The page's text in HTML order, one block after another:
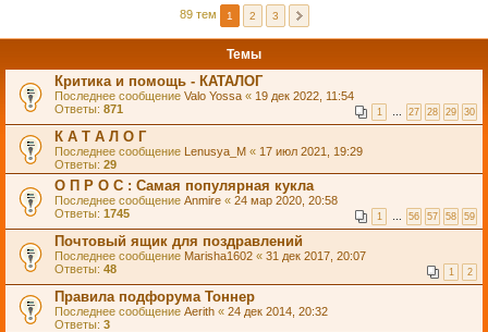
89 тем 1 2 3
Темы
Критика и помощь - КАТАЛОГ
Последнее сообщение Valo Yossa « 19 дек 2022, 11:54
Ответы: 871 1 … 27 28 29 30
К А Т А Л О Г
Последнее сообщение Lenusya_M « 17 июл 2021, 19:29
Ответы: 29
О П Р О С : Самая популярная кукла
Последнее сообщение Anmire « 24 мар 2020, 20:58
Ответы: 1745 1 … 56 57 58 59
Почтовый ящик для поздравлений
Последнее сообщение Marisha1602 « 31 дек 2017, 20:07
Ответы: 48 1 2
Правила подфорума Тоннер
Последнее сообщение Aerith « 24 дек 2014, 20:32
Ответы: 3